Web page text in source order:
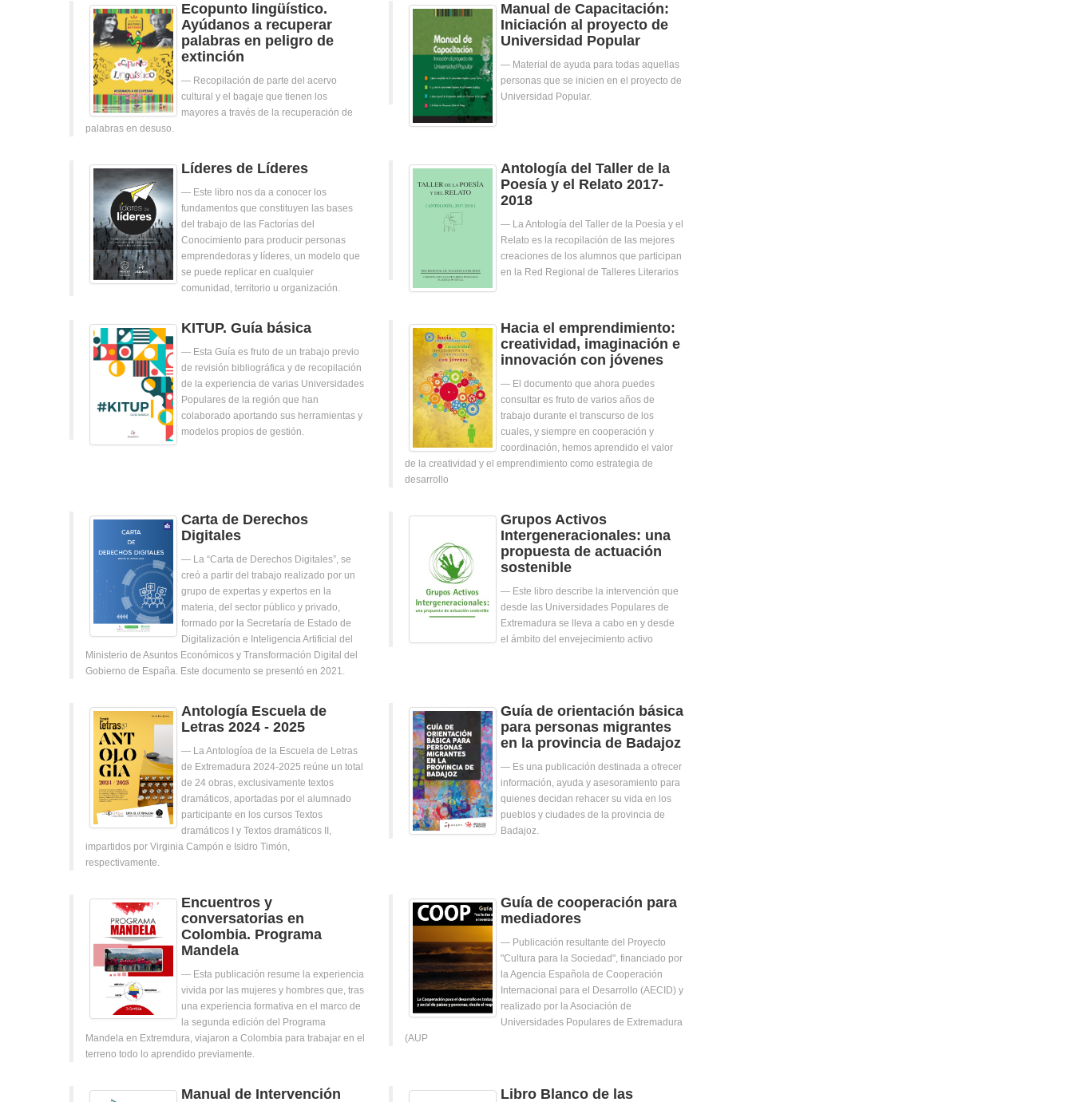
Ecopunto lingüístico.
Ayúdanos a recuperar
palabras en peligro de
extinción
Recopilación de parte del acervo
cultural y el bagaje que tienen los
mayores a través de la recuperación de
palabras en desuso.
Manual de Capacitación:
Iniciación al proyecto de
Universidad Popular
Material de ayuda para todas aquellas
personas que se inicien en el proyecto de
Universidad Popular.
Líderes de Líderes
Este libro nos da a conocer los
fundamentos que constituyen las bases
del trabajo de las Factorías del
Conocimiento para producir personas
emprendedoras y líderes, un modelo que
se puede replicar en cualquier
comunidad, territorio u organización.
Antología del Taller de la
Poesía y el Relato 2017-
2018
La Antología del Taller de la Poesía y el
Relato es la recopilación de las mejores
creaciones de los alumnos que participan
en la Red Regional de Talleres Literarios
KITUP. Guía básica
Esta Guía es fruto de un trabajo previo
de revisión bibliográfica y de recopilación
de la experiencia de varias Universidades
Populares de la región que han
colaborado aportando sus herramientas y
modelos propios de gestión.
Hacia el emprendimiento:
creatividad, imaginación e
innovación con jóvenes
El documento que ahora puedes
consultar es fruto de varios años de
trabajo durante el transcurso de los
cuales, y siempre en cooperación y
coordinación, hemos aprendido el valor
de la creatividad y el emprendimiento como estrategia de
desarrollo
Carta de Derechos
Digitales
La “Carta de Derechos Digitales”, se
creó a partir del trabajo realizado por un
grupo de expertas y expertos en la
materia, del sector público y privado,
formado por la Secretaría de Estado de
Digitalización e Inteligencia Artificial del
Ministerio de Asuntos Económicos y Transformación Digital del
Gobierno de España. Este documento se presentó en 2021.
Grupos Activos
Intergeneracionales: una
propuesta de actuación
sostenible
Este libro describe la intervención que
desde las Universidades Populares de
Extremadura se lleva a cabo en y desde
el ámbito del envejecimiento activo
Antología Escuela de
Letras 2024 - 2025
La Antologíoa de la Escuela de Letras
de Extremadura 2024-2025 reúne un total
de 24 obras, exclusivamente textos
dramáticos, aportadas por el alumnado
participante en los cursos Textos
dramáticos I y Textos dramáticos II,
impartidos por Virginia Campón e Isidro Timón,
respectivamente.
Guía de orientación básica
para personas migrantes
en la provincia de Badajoz
Es una publicación destinada a ofrecer
información, ayuda y asesoramiento para
quienes decidan rehacer su vida en los
pueblos y ciudades de la provincia de
Badajoz.
Encuentros y
conversatorias en
Colombia. Programa
Mandela
Esta publicación resume la experiencia
vivida por las mujeres y hombres que, tras
una experiencia formativa en el marco de
la segunda edición del Programa
Mandela en Extremdura, viajaron a Colombia para trabajar en el
terreno todo lo aprendido previamente.
Guía de cooperación para
mediadores
Publicación resultante del Proyecto
"Cultura para la Sociedad", financiado por
la Agencia Española de Cooperación
Internacional para el Desarrollo (AECID) y
realizado por la Asociación de
Universidades Populares de Extremadura
(AUP
Manual de Intervención
Libro Blanco de las